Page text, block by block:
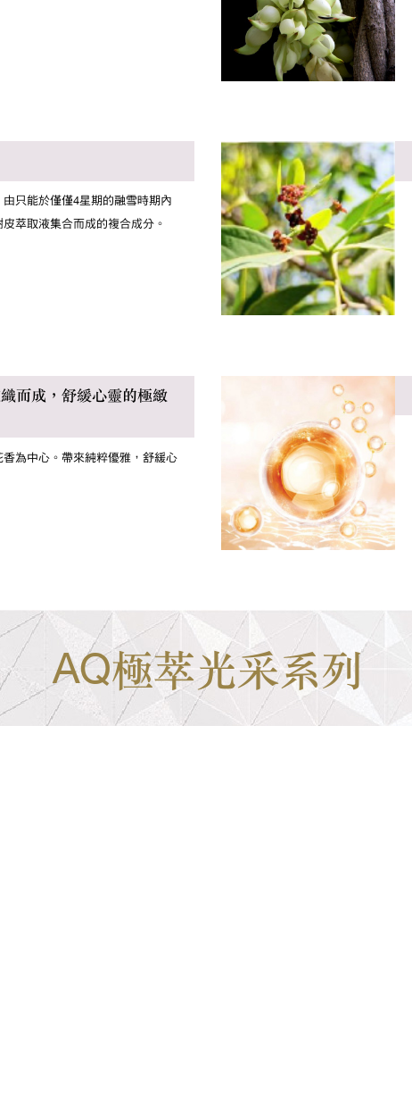
只能於僅僅4星期的融雪時期內
萃取液集合而成的複合成分。
而成，舒緩心靈的極緻
為中心。帶來純粹優雅，舒緩心
AQ極萃光采系列